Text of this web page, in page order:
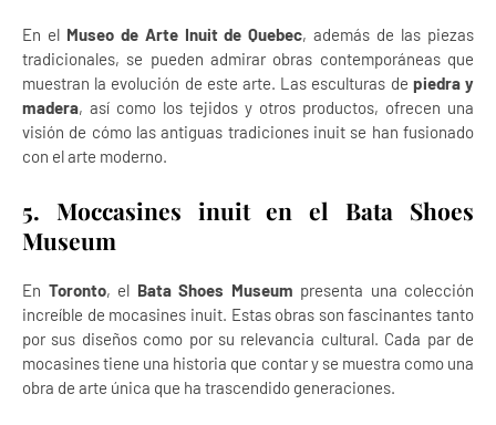
En el Museo de Arte Inuit de Quebec, además de las piezas
tradicionales, se pueden admirar obras contemporáneas que
muestran la evolución de este arte. Las esculturas de piedra y
madera, así como los tejidos y otros productos, ofrecen una
visión de cómo las antiguas tradiciones inuit se han fusionado
con el arte moderno.
5. Moccasines inuit en el Bata Shoes
Museum
En Toronto, el Bata Shoes Museum presenta una colección
increíble de mocasines inuit. Estas obras son fascinantes tanto
por sus diseños como por su relevancia cultural. Cada par de
mocasines tiene una historia que contar y se muestra como una
obra de arte única que ha trascendido generaciones.